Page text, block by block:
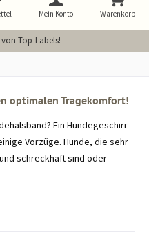
Top-Labels!
Warenkorb
Mein Konto
optimalen Tragekomfort!
Ein Hundegeschirr
Vorzüge. Hunde, die sehr
schreckhaft sind oder